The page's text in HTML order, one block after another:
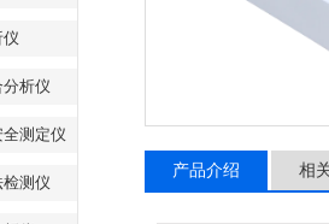
析仪
测定仪
测仪
产品介绍 相